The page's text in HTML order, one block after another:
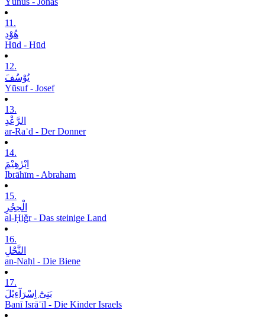
11.
ھُوْدِ
Hūd - Hūd
12.
یُوْسُفَ
Yūsuf - Josef
13.
الرَّعْدِ
ar-Raʿd - Der Donner
14.
اِبْرٰھِیْمَ
Ibrāhīm - Abraham
15.
الْحِجْرِ
al-Ḥiǧr - Das steinige Land
16.
النَّحْلِ
an-Naḥl - Die Biene
17.
بَنِیْٓ اِسْرَآءِیْلَ
Banī Isrāʾīl - Die Kinder Israels